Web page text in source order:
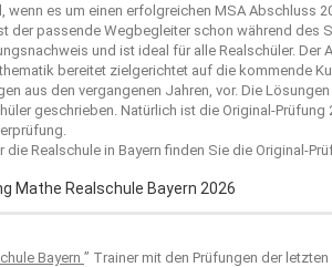
wenn es um einen erfolgreichen MSA Abschluss
der passende Wegbegleiter schon während des
und ist ideal für alle Realschüler. Der
bereitet zielgerichtet auf die kommende
aus den vergangenen Jahren, vor. Die
geschrieben. Natürlich ist die Original-
die Realschule in Bayern finden Sie die Original-
Mathe Realschule Bayern 2026
Bayern ” Trainer mit den Prüfungen der